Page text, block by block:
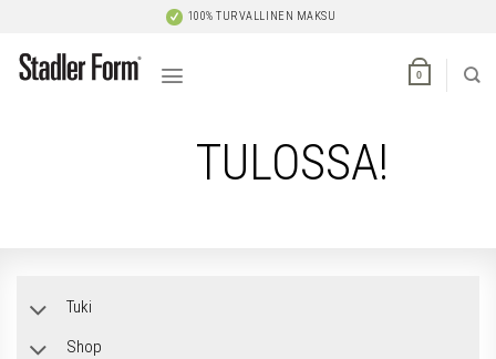
content
100% TURVALLINEN MAKSU
0
TULOSSA!
Tuki
Shop